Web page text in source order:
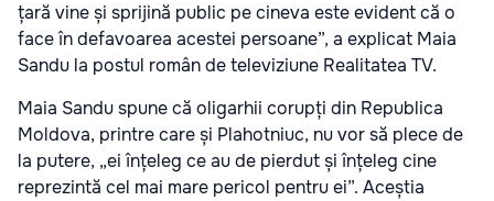
țară vine și sprijină public pe cineva este evident că o
face în defavoarea acestei persoane”, a explicat Maia
Sandu la postul român de televiziune Realitatea TV.
Maia Sandu spune că oligarhii corupți din Republica
Moldova, printre care și Plahotniuc, nu vor să plece de
la putere, „ei înțeleg ce au de pierdut și înțeleg cine
reprezintă cel mai mare pericol pentru ei”. Aceștia